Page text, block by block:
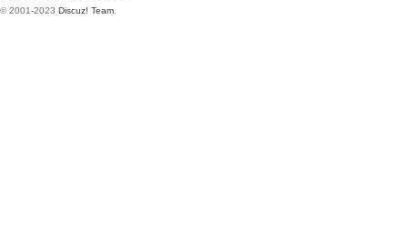
© 2001-2023 Discuz! Team